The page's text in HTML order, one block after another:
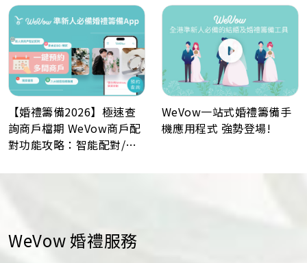
數日程表、預算表、婚禮商
戶一鍵查詢
【婚禮籌備2026】極速查
詢商戶檔期 WeVow商戶配
對功能攻略：智能配對/一
WeVow一站式婚禮籌備手
機應用程式 強勢登場!
WeVow 婚禮服務